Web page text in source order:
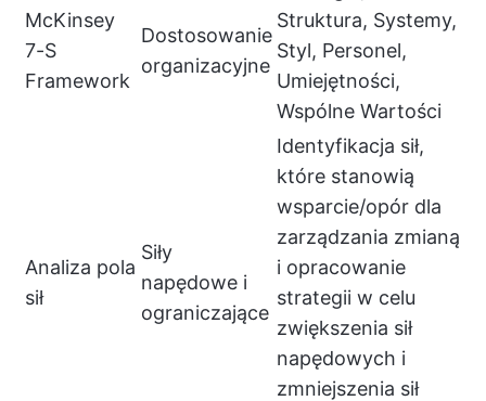
McKinsey
7-S
Framework
Dostosowanie
organizacyjne
Struktura, Systemy,
Styl, Personel,
Umiejętności,
Wspólne Wartości
Analiza pola
sił
Siły
napędowe i
ograniczające
Identyfikacja sił,
które stanowią
wsparcie/opór dla
zarządzania zmianą
i opracowanie
strategii w celu
zwiększenia sił
napędowych i
zmniejszenia sił